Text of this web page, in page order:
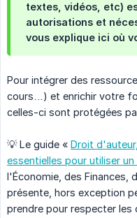
textes, vidéos, etc)
autorisations et
vous explique ici où
Pour intégrer des
cours…) et enrichir votre
celles-ci sont protégées
💡 Le guide « Droit
essentielles pour utiliser un
l'Économie, des Finances,
présente, hors exception
prendre pour respecter